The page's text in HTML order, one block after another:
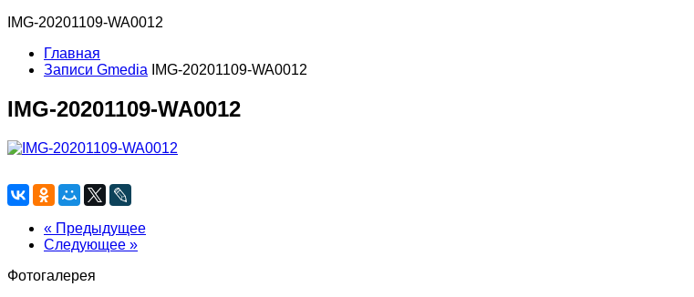
IMG-20201109-WA0012
Главная
Записи Gmedia
IMG-20201109-WA0012
IMG-20201109-WA0012
« Предыдущее
Следующее »
Фотогалерея